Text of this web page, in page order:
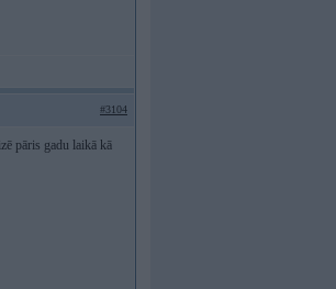
#3104
pāris gadu laikā kā